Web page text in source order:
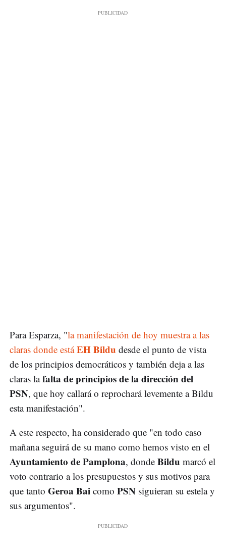
Para Esparza, "la manifestación de hoy muestra a las
claras donde estáEH Bildu desde el punto de vista
de los principios democráticos y también deja a las
claras lafalta de principios de la dirección del
PSN, que hoy callará o reprochará levemente a Bildu
esta manifestación".
A este respecto, ha considerado que "en todo caso
mañana seguirá de su mano como hemos visto en el
Ayuntamiento de Pamplona, donde Bildu marcó el
voto contrario a los presupuestos y sus motivos para
que tanto Geroa Bai como PSN siguieran su estela y
sus argumentos".